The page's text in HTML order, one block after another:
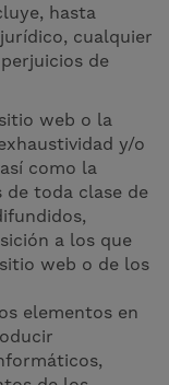
hasta
cualquier
de
web o la
y/o
como la
de toda clase de
a los que
web o de los
elementos en